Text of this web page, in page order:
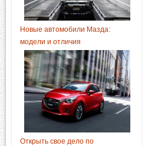
Новые автомобили Мазда:
модели и отличия
Открыть свое дело по